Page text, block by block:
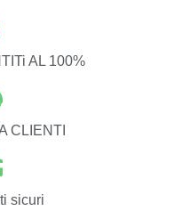
AL 100%
CLIENTI
sicuri